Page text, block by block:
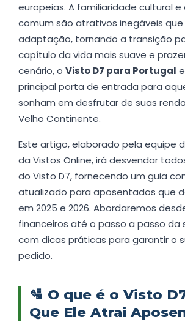
europeias. A familiaridade cultural e
comum são atrativos inegáveis
adaptação, tornando a transição
capítulo da vida mais suave e
cenário, o Visto D7 para Portugal
principal porta de entrada para
sonham em desfrutar de suas
Velho Continente.
Este artigo, elaborado pela equipe
da Vistos Online, irá desvendar
do Visto D7, fornecendo um guia
atualizado para aposentados que
em 2025 e 2026. Abordaremos
financeiros até o passo a passo da
com dicas práticas para garantir o
pedido.
🛂 O que é o Visto
Que Ele Atrai